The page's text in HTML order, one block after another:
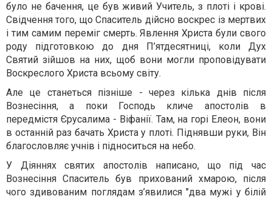
було не бачення, це був живий Учитель, з плоті і крові.
Свідчення того, що Спаситель дійсно воскрес із мертвих
і тим самим переміг смерть. Явлення Христа були свого
роду підготовкою до дня П’ятдесятниці, коли Дух
Святий зійшов на них, щоб вони могли проповідувати
Воскреслого Христа всьому світу.
Але це станеться пізніше - через кілька днів після
Вознесіння, а поки Господь кличе апостолів в
передмістя Єрусалима - Віфанії. Там, на горі Елеон, вони
в останній раз бачать Христа у плоті. Піднявши руки, Він
благословляє учнів і підноситься на небо.
У Діяннях святих апостолів написано, що під час
Вознесіння Спаситель був прихований хмарою, після
чого здивованим поглядам з’явилися "два мужі у білій